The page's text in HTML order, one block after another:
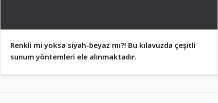
Renkli mi yoksa siyah-beyaz mı?! Bu kılavuzda çeşitli
sunum yöntemleri ele alınmaktadır.